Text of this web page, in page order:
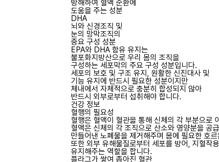
방해하여 혈액 순환에
도움을 주는 성분
DHA
뇌와 신경조직 및
눈의 망막조직의
중요 구성 성분
EPA와 DHA 함유 유지는
불포화지방산으로 우리 몸의 조직을
구성하는 세포막의 주요 구성 성분입니다.
세포의 보호 및 구조 유지, 원활한 신진대사 및
기능 유지에 반드시 필요한 성분이지만
체내에서 자체적으로 충분히 합성되지 않아
반드시 외부로부터 섭취해야 합니다.
건강 정보
혈행의 필요성
혈행은 혈액이 혈관을 통해 신체의 각 부분으로
혈액은 신체의 각 조직으로 산소와 영양분을 공
만들어낸 노폐물을 제거해주며 몸에 필요한 호
또한 외부 유해물질로부터 세포를 방어, 지혈작
유지해주는 역할을 합니다.
플라그가 쌓여 좁아진 혈관